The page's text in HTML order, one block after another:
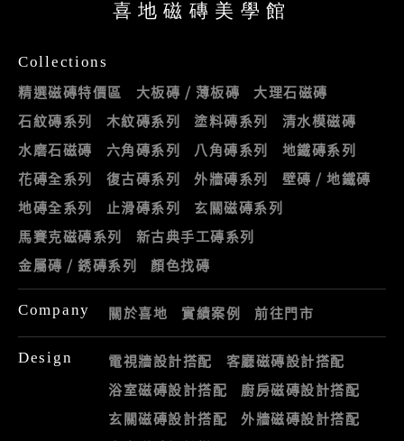
喜地磁磚美學館
Collections
精選磁磚特價區 大板磚 / 薄板磚
大理石磁磚
石紋磚系列
木紋磚系列 塗料磚系列
清水模磁磚
水磨石磁磚
六角磚系列 八角磚系列
地鐵磚系列
花磚全系列
復古磚系列 外牆磚系列
壁磚 / 地鐵磚
地磚全系列
止滑磚系列
玄關磁磚系列
馬賽克磁磚系列
新古典手工磚系列
金屬磚 / 銹磚系列
顏色找磚
Company 關於喜地 實績案例 前往門市
Design 電視牆設計搭配
客廳磁磚設計搭配
浴室磁磚設計搭配
廚房磁磚設計搭配
玄關磁磚設計搭配
外牆磁磚設計搭配